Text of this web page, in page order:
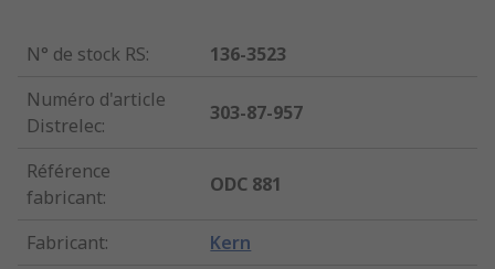
N° de stock RS:
136-3523
Numéro d'article
Distrelec:
303-87-957
Référence
fabricant:
ODC 881
Fabricant: Kern